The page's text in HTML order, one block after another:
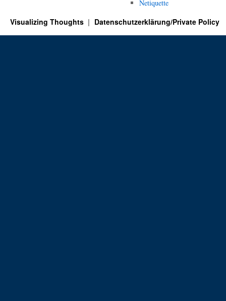
Netiquette
Visualizing Thoughts Datenschutzerklärung/Private Policy